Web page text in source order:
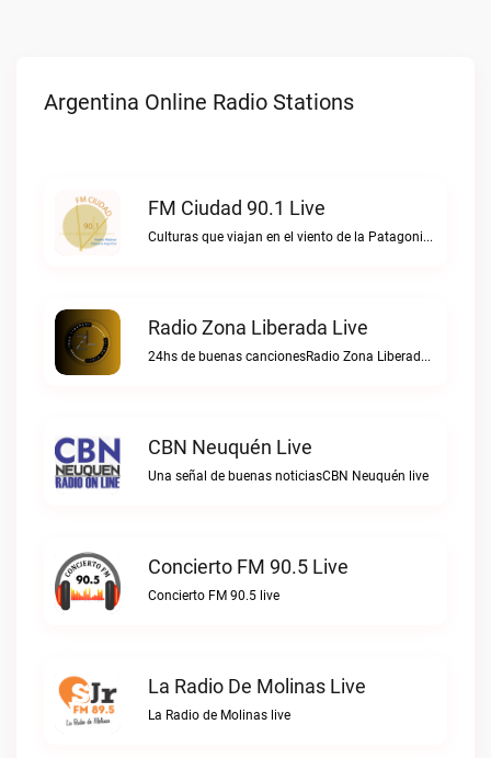
Argentina Online Radio Stations
FM Ciudad 90.1 Live
Culturas que viajan en el viento de la PatagoniaFM Ciudad 90.1 live
Radio Zona Liberada Live
24hs de buenas cancionesRadio Zona Liberada live
CBN Neuquén Live
Una señal de buenas noticiasCBN Neuquén live
Concierto FM 90.5 Live
Concierto FM 90.5 live
La Radio De Molinas Live
La Radio de Molinas live